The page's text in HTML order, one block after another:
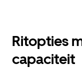
Ritopties
capaciteit